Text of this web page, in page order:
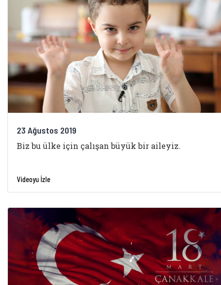
23 Ağustos 2019
Biz bu ülke için çalışan büyük bir aileyiz.
Videoyu İzle